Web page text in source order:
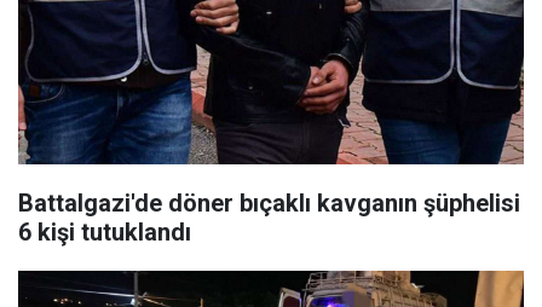
Battalgazi'de döner bıçaklı kavganın şüphelisi
6 kişi tutuklandı